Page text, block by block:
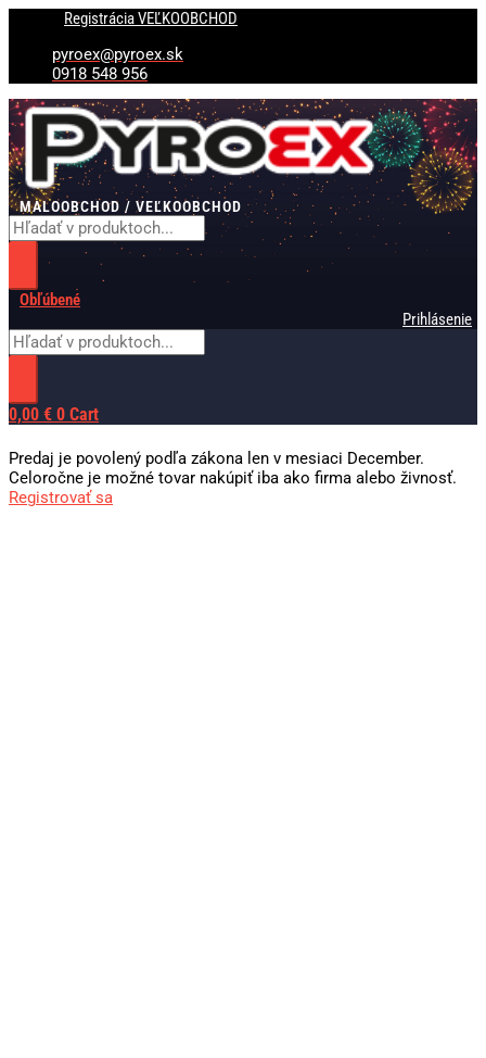
PreskočiťRegistrácia VEĽKOOBCHOD
pyroex@pyroex.sk
0918 548 956
MALOOBCHOD / VEĽKOOBCHOD
Products
Obľúbené
Prihlásenie
Products
0,00 € 0 Cart
Predaj je povolený podľa zákona len v mesiaci December.
Celoročne je možné tovar nakúpiť iba ako firma alebo živnosť.
Registrovať sa